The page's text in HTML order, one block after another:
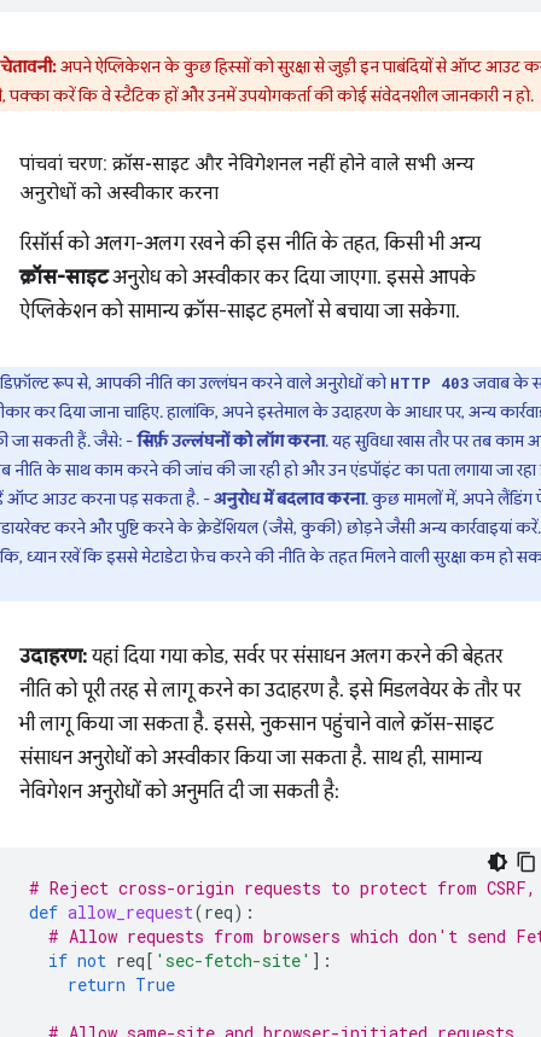
चेतावनी:अपने ऐप्लिकेशन के कुछ हिस्सों को सुरक्षा से जुड़ी इन पाबंदियों से ऑप्ट आउट
पक्का करें कि वे स्टैटिक हों और उनमें उपयोगकर्ता की कोई संवेदनशील जानकारी न हो.
पांचवां चरण: क्रॉस-साइट और नेविगेशनल नहीं होने वाले सभी अन्य
अनुरोधों को अस्वीकार करना
रिसॉर्स को अलग-अलग रखने की इस नीति के तहत, किसी भी अन्य
क्रॉस-साइटअनुरोध को अस्वीकार कर दिया जाएगा. इससे आपके
ऐप्लिकेशन को सामान्य क्रॉस-साइट हमलों से बचाया जा सकेगा.
डिफ़ॉल्ट रूप से, आपकी नीति का उल्लंघन करने वाले अनुरोधों कोHTTP 403जवाब के
कर दिया जाना चाहिए. हालांकि, अपने इस्तेमाल के उदाहरण के आधार पर, अन्य
जा सकती हैं. जैसे: -सिर्फ़ उल्लंघनों को लॉग करना. यह सुविधा खास तौर पर तब काम
नीति के साथ काम करने की जांच की जा रही हो और उन एंडपॉइंट का पता लगाया जा रहा
ऑप्ट आउट करना पड़ सकता है. -अनुरोध में बदलाव करना. कुछ मामलों में, अपने लैंडिंग
करने और पुष्टि करने के क्रेडेंशियल (जैसे, कुकी) छोड़ने जैसी अन्य कार्रवाइयां करें.
ध्यान रखें कि इससे मेटाडेटा फ़ेच करने की नीति के तहत मिलने वाली सुरक्षा कम हो
उदाहरण:यहां दिया गया कोड, सर्वर पर संसाधन अलग करने की बेहतर
नीति को पूरी तरह से लागू करने का उदाहरण है. इसे मिडलवेयर के तौर पर
भी लागू किया जा सकता है. इससे, नुकसान पहुंचाने वाले क्रॉस-साइट
संसाधन अनुरोधों को अस्वीकार किया जा सकता है. साथ ही, सामान्य
नेविगेशन अनुरोधों को अनुमति दी जा सकती है:
# Reject cross-origin requests to protect from CSRF,
def allow_request(req):
# Allow requests from browsers which don't send
if not req [ 'sec-fetch-site' ]:
return True